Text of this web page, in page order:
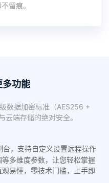
留痕。
功能
数据加密标准（AES256 +
端存储的绝对安全。
，支持自定义设置远程操作
多维度参数，让您轻松掌握
易懂，零技术门槛，上手即